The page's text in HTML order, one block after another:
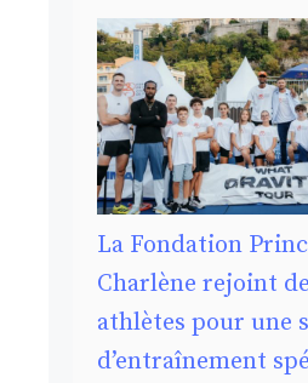
La Fondation
Charlène rejoint
athlètes pour une
d’entraînement